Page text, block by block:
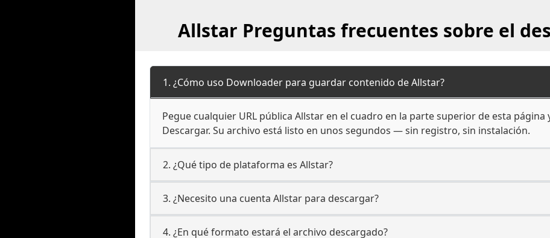
Allstar Preguntas frecuentes sobre el
1. ¿Cómo uso Downloader para guardar contenido de Allstar?
Pegue cualquier URL pública Allstar en el cuadro en la parte superior de esta página
Descargar. Su archivo está listo en unos segundos — sin registro, sin instalación.
2. ¿Qué tipo de plataforma es Allstar?
3. ¿Necesito una cuenta Allstar para descargar?
4. ¿En qué formato estará el archivo descargado?